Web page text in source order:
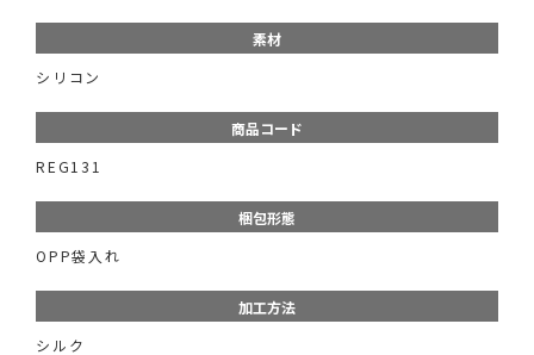
素材
シリコン
商品コード
REG131
梱包形態
OPP袋入れ
加工方法
シルク